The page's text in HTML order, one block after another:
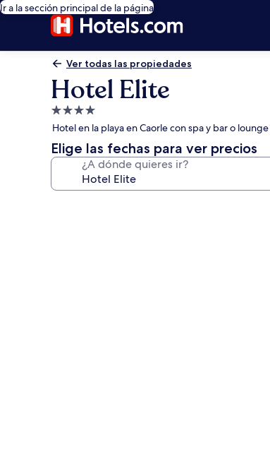
Ir a la sección principal de la página
Ver todas las propiedades
Hotel Elite
Propiedad
de
4.0
estrellas
Hotel en la playa en Caorle con spa y bar o lounge
Elige las fechas para ver precios
¿A dónde quieres ir?